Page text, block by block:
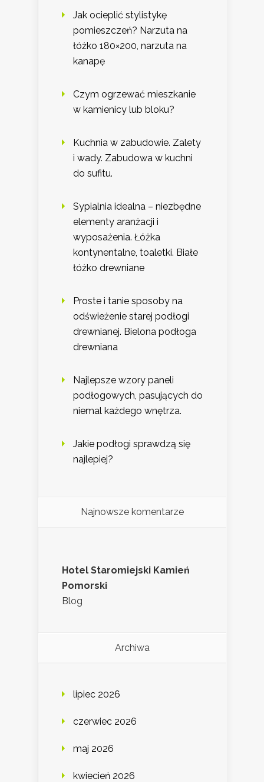
Jak ocieplić stylistykę
pomieszczeń? Narzuta na
łóżko 180×200, narzuta na
kanapę
Czym ogrzewać mieszkanie
w kamienicy lub bloku?
Kuchnia w zabudowie. Zalety
i wady. Zabudowa w kuchni
do sufitu.
Sypialnia idealna – niezbędne
elementy aranżacji i
wyposażenia. Łóżka
kontynentalne, toaletki. Białe
łóżko drewniane
Proste i tanie sposoby na
odświeżenie starej podłogi
drewnianej. Bielona podłoga
drewniana
Najlepsze wzory paneli
podłogowych, pasujących do
niemal każdego wnętrza.
Jakie podłogi sprawdzą się
najlepiej?
Najnowsze komentarze
Hotel Staromiejski Kamień
Pomorski
Blog
Archiwa
lipiec 2026
czerwiec 2026
maj 2026
kwiecień 2026